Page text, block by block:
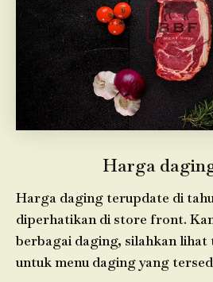
Harga
Harga daging terupdate di
diperhatikan di store front.
berbagai daging, silahkan lihat
untuk menu daging yang